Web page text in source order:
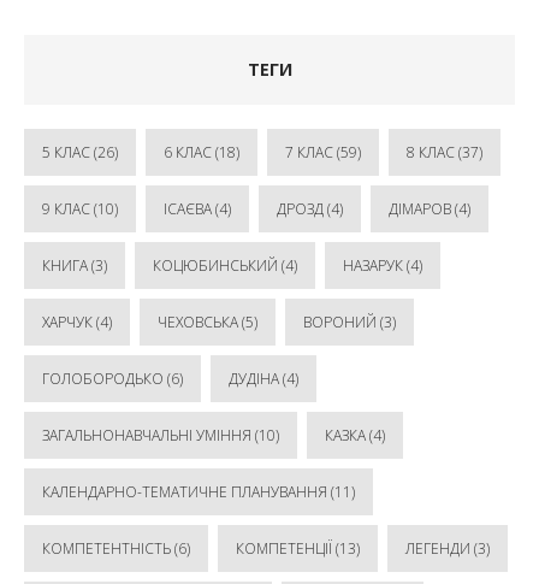
ТЕГИ
5 КЛАС(26) 6 КЛАС(18) 7 КЛАС(59) 8 КЛАС(37)
9 КЛАС(10) ІСАЄВА(4) ДРОЗД(4) ДІМАРОВ(4)
КНИГА(3) КОЦЮБИНСЬКИЙ (4) НАЗАРУК(4)
ХАРЧУК(4) ЧЕХОВСЬКА(5) ВОРОНИЙ (3)
ГОЛОБОРОДЬКО (6) ДУДІНА(4)
ЗАГАЛЬНОНАВЧАЛЬНІ УМІННЯ (10) КАЗКА(4)
КАЛЕНДАРНО-ТЕМАТИЧНЕ ПЛАНУВАННЯ (11)
КОМПЕТЕНТНІСТЬ(6) КОМПЕТЕНЦІЇ (13) ЛЕГЕНДИ (3)